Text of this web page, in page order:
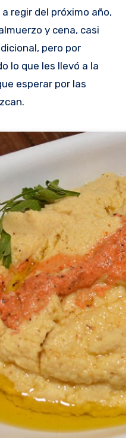
regir del próximo año,
y cena, casi
pero por
lo que les llevó a la
esperar por las